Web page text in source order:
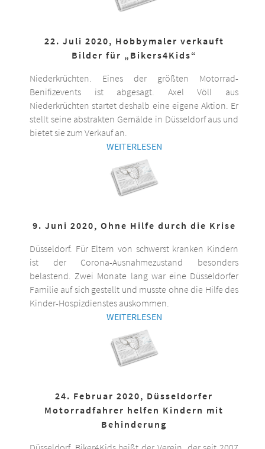
22. Juli 2020, Hobbymaler verkauft
Bilder für „Bikers4Kids“
Niederkrüchten. Eines der größten Motorrad-
Benifizevents ist abgesagt. Axel Völl aus
Niederkrüchten startet deshalb eine eigene Aktion. Er
stellt seine abstrakten Gemälde in Düsseldorf aus und
bietet sie zum Verkauf an.
WEITERLESEN
9. Juni 2020, Ohne Hilfe durch die Krise
Düsseldorf. Für Eltern von schwerst kranken Kindern
ist der Corona-Ausnahmezustand besonders
belastend. Zwei Monate lang war eine Düsseldorfer
Familie auf sich gestellt und musste ohne die Hilfe des
Kinder-Hospizdienstes auskommen.
WEITERLESEN
24. Februar 2020, Düsseldorfer
Motorradfahrer helfen Kindern mit
Behinderung